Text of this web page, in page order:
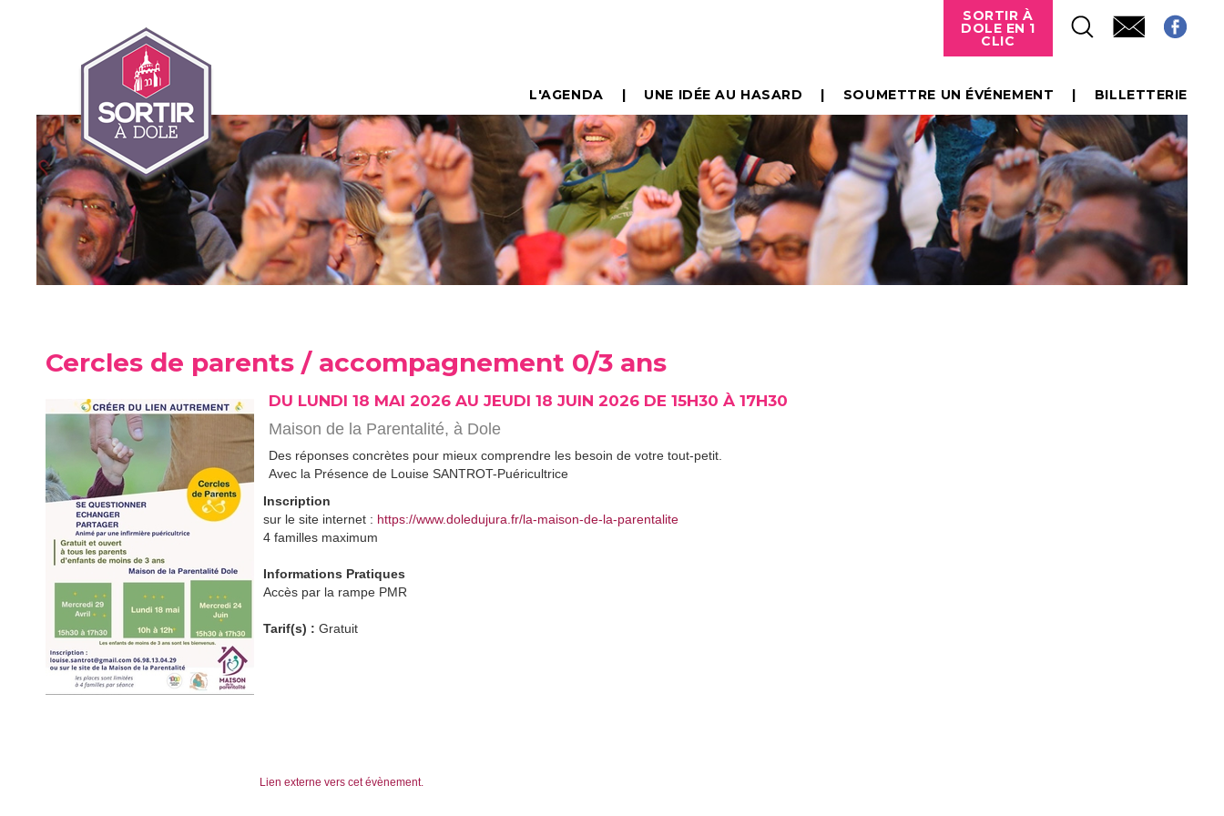
SORTIR À
DOLE EN 1
CLIC
L'AGENDA UNE IDÉE AU HASARD SOUMETTRE UN ÉVÉNEMENT BILLETTERIE
Cercles de parents / accompagnement 0/3 ans
DU LUNDI 18 MAI 2026 AU JEUDI 18 JUIN 2026 DE 15H30 À 17H30
Maison de la Parentalité, à Dole
Des réponses concrètes pour mieux comprendre les besoin de votre tout-petit.
Avec la Présence de Louise SANTROT-Puéricultrice
Inscription
sur le site internet : https://www.doledujura.fr/la-maison-de-la-parentalite
4 familles maximum
Informations Pratiques
Accès par la rampe PMR
Tarif(s) : Gratuit
Lien externe vers cet évènement.